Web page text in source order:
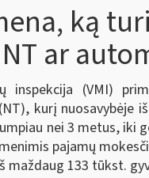
ką
ar
inspekcija (VMI)
kurį nuosavybėje
nei 3 metus, iki
pajamų
maždaug 133 tūkst.